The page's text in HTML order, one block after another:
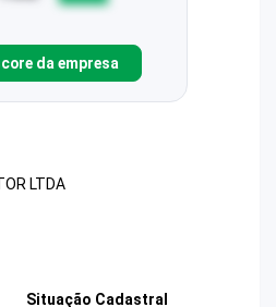
da empresa
LTDA
Situação Cadastral